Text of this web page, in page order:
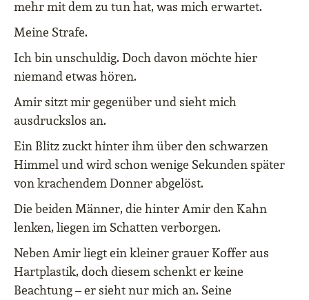
mehr mit dem zu tun hat, was mich erwartet.
Meine Strafe.
Ich bin unschuldig. Doch davon möchte hier
niemand etwas hören.
Amir sitzt mir gegenüber und sieht mich
ausdruckslos an.
Ein Blitz zuckt hinter ihm über den schwarzen
Himmel und wird schon wenige Sekunden später
von krachendem Donner abgelöst.
Die beiden Männer, die hinter Amir den Kahn
lenken, liegen im Schatten verborgen.
Neben Amir liegt ein kleiner grauer Koffer aus
Hartplastik, doch diesem schenkt er keine
Beachtung – er sieht nur mich an. Seine